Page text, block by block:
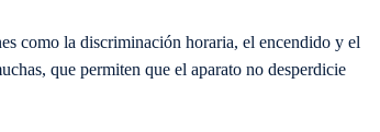
como la discriminación horaria, el encendido y el
que permiten que el aparato no desperdicie